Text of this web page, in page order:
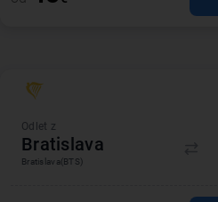
Odlet z
Bratislava
Bratislava(BTS)